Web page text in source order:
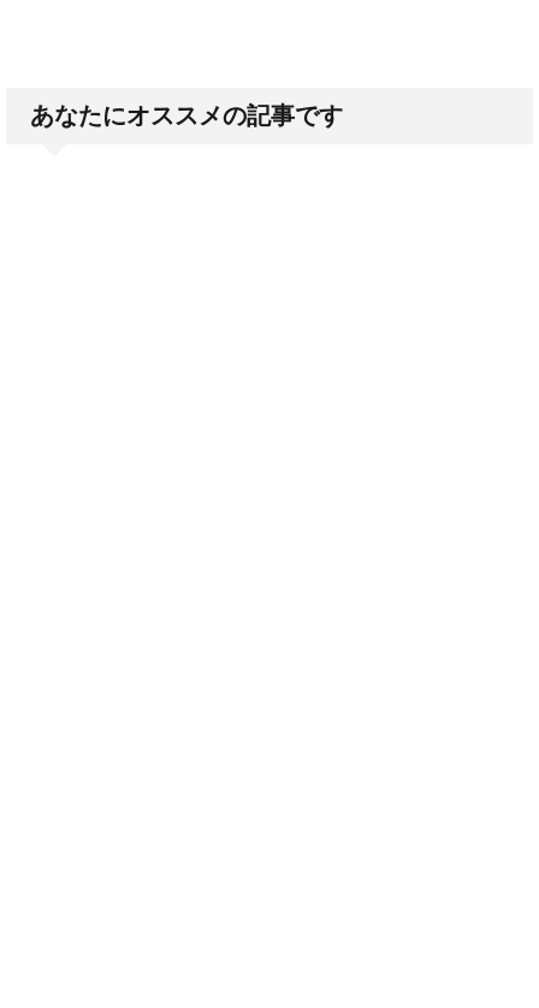
あなたにオススメの記事です